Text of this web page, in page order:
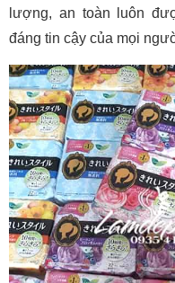
lượng, an toàn luôn
đáng tin cậy của mọi